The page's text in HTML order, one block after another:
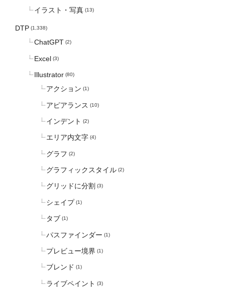
イラスト・写真 (13)
DTP (1,338)
ChatGPT (2)
Excel (3)
Illustrator (80)
アクション (1)
アピアランス (10)
インデント (2)
エリア内文字 (4)
グラフ (2)
グラフィックスタイル (2)
グリッドに分割 (3)
シェイプ (1)
タブ (1)
パスファインダー (1)
プレビュー境界 (1)
ブレンド (1)
ライブペイント (3)